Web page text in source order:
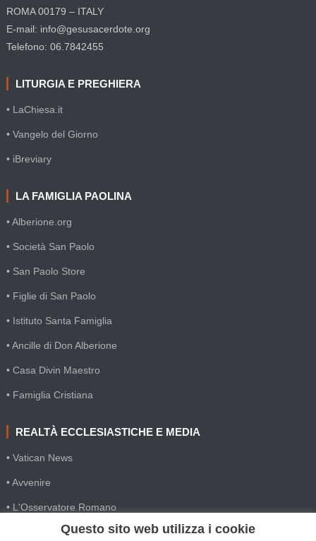
ROMA 00179 – ITALY
E-mail: info@gesusacerdote.org
Telefono: 06.7842455
LITURGIA E PREGHIERA
• LaChiesa.it
• Vangelo del Giorno
• iBreviary
LA FAMIGLIA PAOLINA
• Alberione.org
• Società San Paolo
• San Paolo Store
• Figlie di San Paolo
• Istituto Santa Famiglia
• Ancille di Don Alberione
• Casa Divin Maestro
• Famiglia Cristiana
REALTÀ ECCLESIASTICHE E MEDIA
• Vatican News
• Avvenire
• L'Osservatore Romano
• SIR Agenzia d'informazione
Questo sito web utilizza i cookie